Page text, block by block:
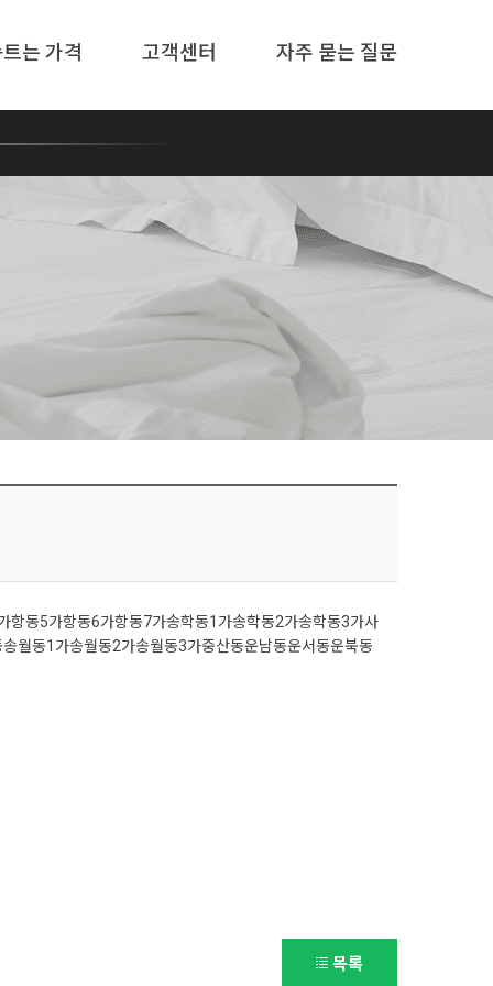
는 가격 고객센터 자주 묻는 질문
항동5가항동6가항동7가송학동1가송학동2가송학동3가사
송월동1가송월동2가송월동3가중산동운남동운서동운북동
목록